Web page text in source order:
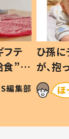
フテ
食”を
親
編集部
ひ孫
が、
「涙が
い」